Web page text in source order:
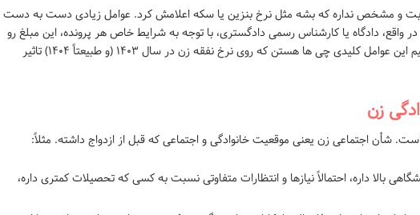
و مشخص نداره که بشه مثل نرخ بنزین یا سکه اعلامش کرد. عوامل زیادی دست به دست
واقع، دادگاه یا کارشناس رسمی دادگستری، با توجه به شرایط خاص هر پرونده، این مبلغ رو
مشخص می کنن. بیایید با هم ببینیم این عوامل کلیدی چی ها هستن که روی نرخ نفقه زن در سال ۱۴۰۳ (و طبیعتاً ۱۴۰۴) تاثیر
شأن اجتماعی زن یعنی موقعیت خانوادگی و اجتماعی که قبل از ازدواج داشته. مثلاً:
بالا داره، احتمالاً نیازها و انتظارات متفاوتی نسبت به کسی که تحصیلات کمتری داره،